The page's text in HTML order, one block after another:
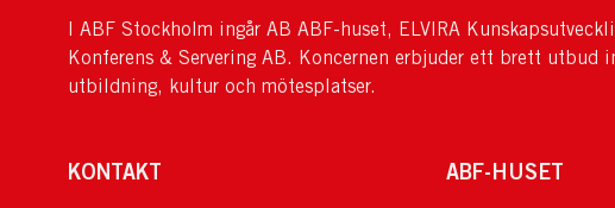
I ABF Stockholm ingår AB ABF-huset, ELVIRA
Konferens & Servering AB. Koncernen erbjuder ett brett utbud
utbildning, kultur och mötesplatser.
KONTAKT ABF-HUSET